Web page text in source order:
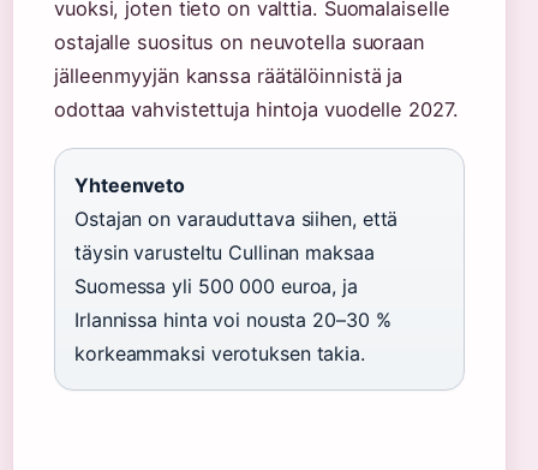
vuoksi, joten tieto on valttia. Suomalaiselle
ostajalle suositus on neuvotella suoraan
jälleenmyyjän kanssa räätälöinnistä ja
odottaa vahvistettuja hintoja vuodelle 2027.
Yhteenveto
Ostajan on varauduttava siihen, että
täysin varusteltu Cullinan maksaa
Suomessa yli 500 000 euroa, ja
Irlannissa hinta voi nousta 20–30 %
korkeammaksi verotuksen takia.